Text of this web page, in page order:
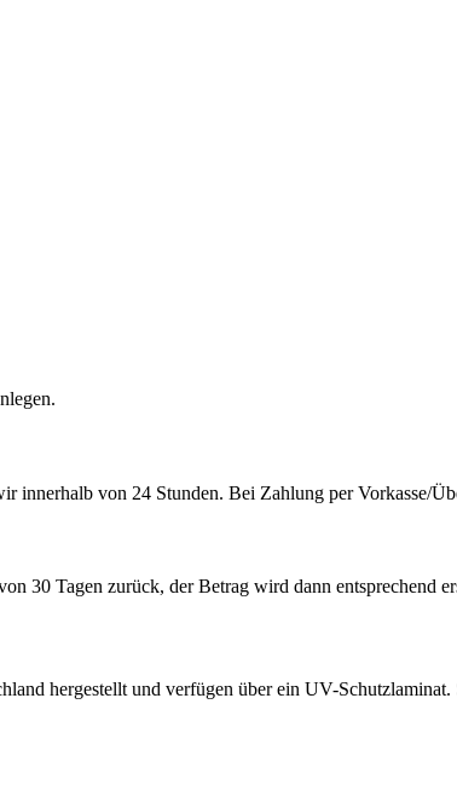
innerhalb von 24 Stunden. Bei Zahlung per Vorkasse/
30 Tagen zurück, der Betrag wird dann entsprechend
hergestellt und verfügen über ein UV-